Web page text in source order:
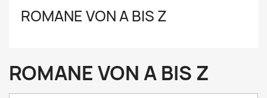
ROMANE VON A BIS Z
ROMANE VON A BIS Z